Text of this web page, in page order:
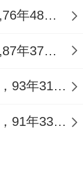
点血本无
道。
1976年属龙人2024年运势男性,76年48岁属龙男2024年每月运程怎么样
1987年属兔人2024年运势男性,87年37岁属兔男2024年每月运程怎么样
1993年属鸡人2024年运势男性，93年31岁属鸡男2024年每月运程怎么样
1991年属羊人2024年运势男性，91年33岁属羊男2024年每月运程怎么样